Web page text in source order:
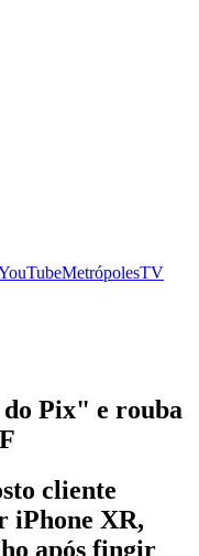
MetrópolesTV
Pix" e rouba
cliente
iPhone XR,
após fingir